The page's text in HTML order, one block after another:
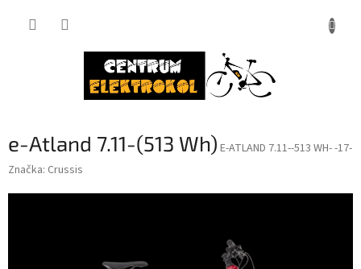
e-Atland 7.11-(513 Wh) E-ATLAND 7.11--513 WH- -17-
Značka: Crussis